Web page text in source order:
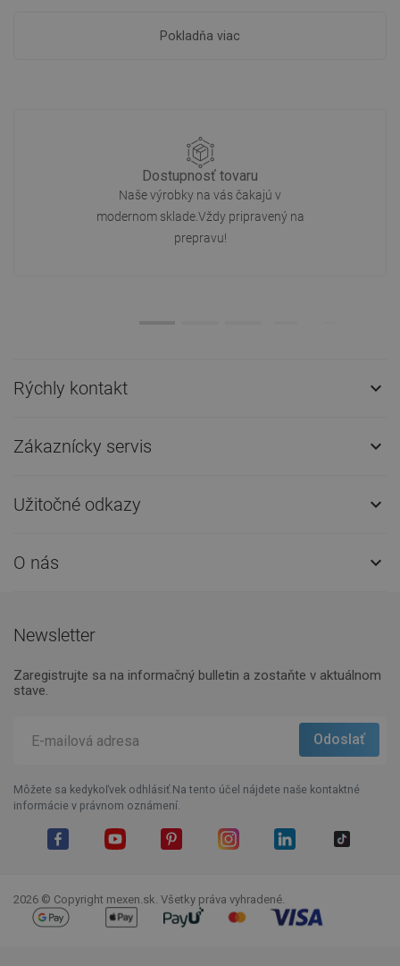
Pokladňa viac
Dostupnosť tovaru
Naše výrobky na vás čakajú v
modernom sklade.Vždy pripravený na
prepravu!
Rýchly kontakt 
Zákaznícky servis 
Užitočné odkazy 
O nás 
Newsletter
Zaregistrujte sa na informačný bulletin a zostaňte v aktuálnom
stave.
Môžete sa kedykoľvek odhlásiť.Na tento účel nájdete naše kontaktné
informácie v právnom oznámení.
2026 © Copyright mexen.sk. Všetky práva vyhradené.